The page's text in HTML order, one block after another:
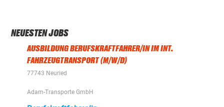
NEUESTEN JOBS
AUSBILDUNG BERUFSKRAFTFAHRER/IN IM INT.
FAHRZEUGTRANSPORT (M/W/D)
77743 Neuried
Adam-Transporte GmbH